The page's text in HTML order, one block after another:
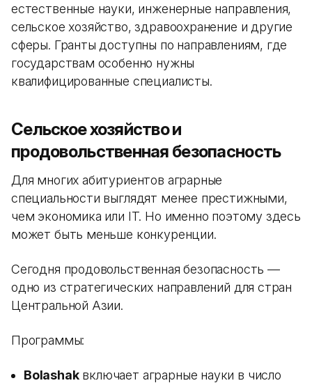
естественные науки, инженерные направления,
сельское хозяйство, здравоохранение и другие
сферы. Гранты доступны по направлениям, где
государствам особенно нужны
квалифицированные специалисты.
Сельское хозяйство и
продовольственная безопасность
Для многих абитуриентов аграрные
специальности выглядят менее престижными,
чем экономика или IT. Но именно поэтому здесь
может быть меньше конкуренции.
Сегодня продовольственная безопасность —
одно из стратегических направлений для стран
Центральной Азии.
Программы:
Bolashakвключает аграрные науки в число